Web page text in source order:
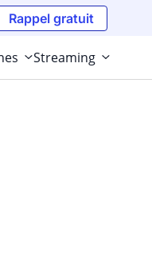
Rappel gratuit
Streaming